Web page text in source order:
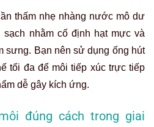
thấm nhẹ nhàng nước mô dư
nhằm cố định hạt mực và
sưng. Bạn nên sử dụng ống hút
tối đa để môi tiếp xúc trực tiếp
dễ gây kích ứng.
đúng cách trong giai